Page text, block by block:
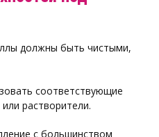
должны быть чистыми,
соответствующие
растворители.
с большинством